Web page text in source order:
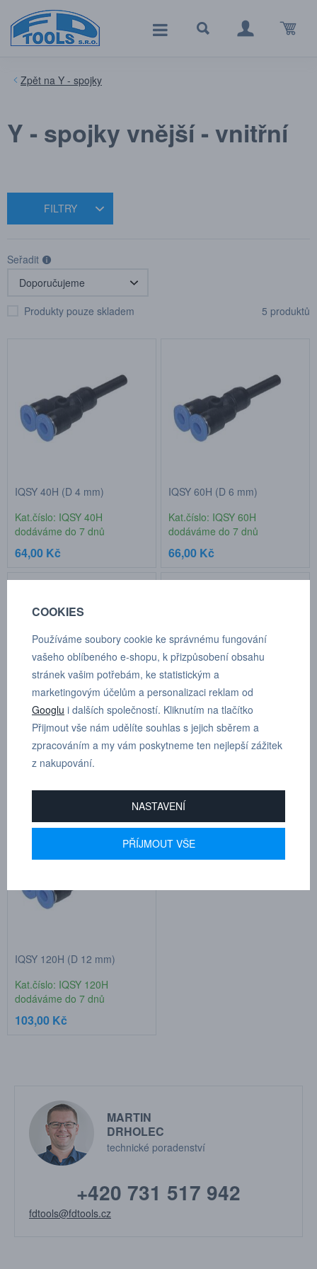
Y - spojky
Y - spojky vnější - vnitřní
FILTRY
Seřadit
Produkty pouze skladem 5 produktů
IQSY 40H (D 4 mm)
Kat.číslo: IQSY 40H
dodáváme do 7 dnů
64,00 Kč
IQSY 60H (D 6 mm)
Kat.číslo: IQSY 60H
dodáváme do 7 dnů
66,00 Kč
IQSY 80H (D 8 mm)
Kat.číslo: IQSY 80H
dodáváme do 7 dnů
76,60 Kč
IQSY 100H (D 10 mm)
Kat.číslo: IQSY 100H
86,50 Kč
IQSY 120H (D 12 mm)
Kat.číslo: IQSY 120H
dodáváme do 7 dnů
103,00 Kč
MARTIN
DRHOLEC
technické poradenství
+420 731 517 942
fdtools@fdtools.cz
COOKIES
Používáme soubory cookie ke správnému fungování
vašeho oblíbeného e-shopu, k přizpůsobení obsahu
stránek vašim potřebám, ke statistickým a
marketingovým účelům a personalizaci reklam od
Googlu i dalších společností. Kliknutím na tlačítko
Přijmout vše nám udělíte souhlas s jejich sběrem a
zpracováním a my vám poskytneme ten nejlepší zážitek
z nakupování.
NASTAVENÍ
PŘÍJMOUT VŠE